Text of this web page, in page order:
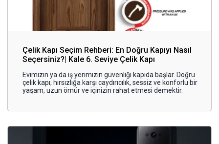
Çelik Kapı Seçim Rehberi: En Doğru Kapıyı Nasıl
Seçersiniz?| Kale 6. Seviye Çelik Kapı
Evimizin ya da iş yerimizin güvenliği kapıda başlar. Doğru
çelik kapı; hırsızlığa karşı caydırıcılık, sessiz ve konforlu bir
yaşam, uzun ömür ve içinizin rahat etmesi demektir.